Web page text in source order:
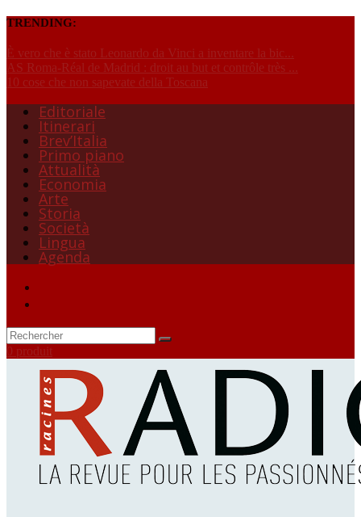
TRENDING:
È vero che è stato Leonardo da Vinci a inventare la bic...
AS Roma-Réal de Madrid : droit au but et contrôle très ...
10 cose che non sapevate della Toscana
Editoriale
Itinerari
Brev’Italia
Primo piano
Attualità
Economia
Arte
Storia
Società
Lingua
Agenda
0 produit